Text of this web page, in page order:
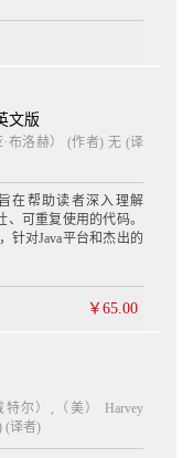
文版
·布洛赫） (作者) 无 (译
在帮助读者深入理解
、可重复使用的代码。
针对Java平台和杰出的
￥65.00
特尔）,（美） Harvey
(译者)